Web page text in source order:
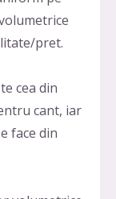
pret.
cea din
cant, iar
face din